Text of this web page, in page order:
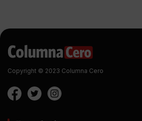
Copyright © 2023 Columna Cero